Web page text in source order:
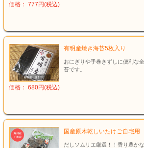
価格： 777円(税込)
有明産焼き海苔5枚入り
おにぎりや手巻きずしに便利な
苔です。
価格： 680円(税込)
国産原木乾しいたけご自宅用
だしソムリエ厳選！！香り豊か